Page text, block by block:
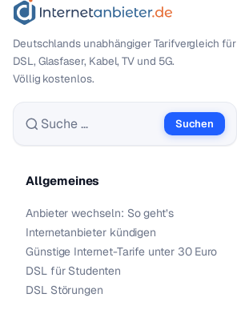
Deutschlands unabhängiger Tarif­vergleich für
DSL, Glasfaser, Kabel, TV und 5G.
Völlig kostenlos.
Suche nach:
Suchen
Allgemeines
Anbieter wechseln: So geht’s
Internetanbieter kündigen
Günstige Internet-Tarife unter 30 Euro
DSL für Studenten
DSL Störungen